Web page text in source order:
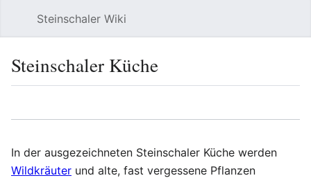
Steinschaler Wiki
Steinschaler Küche
In der ausgezeichneten Steinschaler Küche werden
Wildkräuter und alte, fast vergessene Pflanzen